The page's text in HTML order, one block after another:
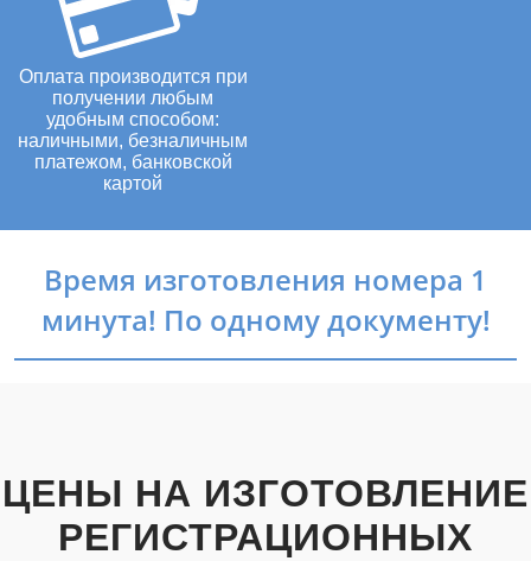
Оплата производится при
получении любым
удобным способом:
наличными, безналичным
платежом, банковской
картой
Время изготовления номера 1
минута! По одному документу!
ЦЕНЫ НА ИЗГОТОВЛЕНИЕ
РЕГИСТРАЦИОННЫХ